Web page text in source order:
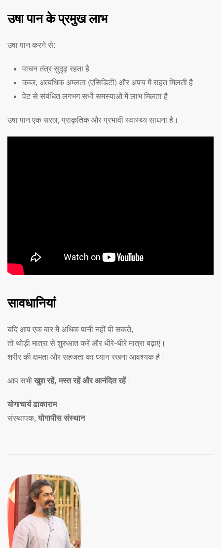
उषा पान के प्रमुख लाभ
उषा पान करने से:
पाचन तंत्र सुदृढ़ रहता है
कब्ज, अत्यधिक अम्लता (एसिडिटी) और अपच में राहत मिलती है
पेट से संबंधित लगभग सभी समस्याओं में लाभ मिलता है
उषा पान एक सरल, प्राकृतिक और प्रभावी स्वास्थ्य साधना है।
सावधानियां
यदि आप एक बार में अधिक पानी नहीं पी सकते,
तो थोड़ी मात्रा से शुरुआत करें और धीरे-धीरे मात्रा बढ़ाएं।
शरीर की क्षमता और सहजता का ध्यान रखना आवश्यक है।
आप सभी खुश रहें, मस्त रहें और आनंदित रहें।
योगाचार्य ढाकाराम
संस्थापक, योगापीस संस्थान